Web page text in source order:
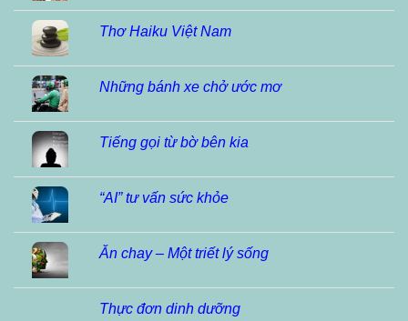
Thơ Haiku Việt Nam
Những bánh xe chở ước mơ
Tiếng gọi từ bờ bên kia
“AI” tư vấn sức khỏe
Ăn chay – Một triết lý sống
Thực đơn dinh dưỡng